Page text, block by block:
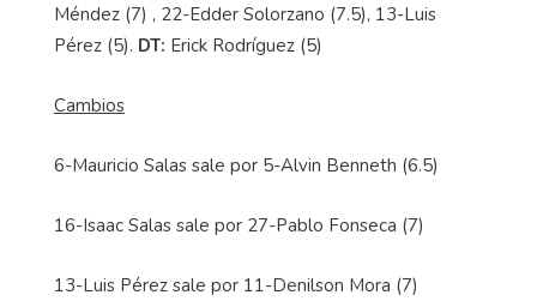
Méndez (7) , 22-Edder Solorzano (7.5), 13-Luis
Pérez (5). DT: Erick Rodríguez (5)
Cambios
6-Mauricio Salas sale por 5-Alvin Benneth (6.5)
16-Isaac Salas sale por 27-Pablo Fonseca (7)
13-Luis Pérez sale por 11-Denilson Mora (7)